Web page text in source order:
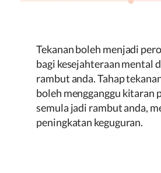
Tekanan boleh menjadi
bagi kesejahteraan mental
rambut anda. Tahap
boleh mengganggu kitaran
semula jadi rambut anda,
peningkatan keguguran.